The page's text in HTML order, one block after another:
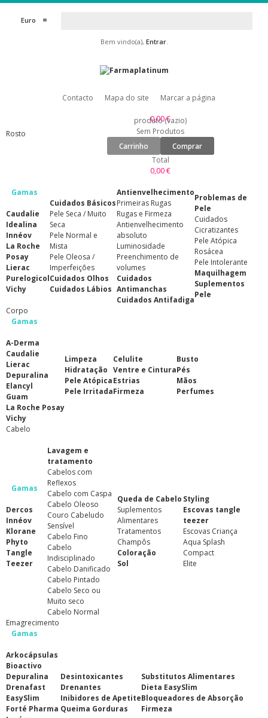
Euro
Bem vindo(a), Entrar.
Contacto Mapa do site Marcar a página
0,00 €
produto (vazio)
Sem Produtos
Carrinho
Comprar
Total
0,00 €
Rosto
Gamas
Caudalie
Idealina
Innéov
La Roche
Posay
Lierac
Purelogicol
Vichy
Cuidados Básicos
Pele Seca / Muito
Seca
Pele Normal e
Mista
Pele Oleosa /
Imperfeições
Cuidados Olhos
Cuidados Lábios
Antienvelhecimento
Primeiras Rugas
Rugas e Firmeza
Antienvelhecimento
absoluto
Luminosidade
Preenchimento de
volumes
Cuidados
Antimanchas
Cuidados Antifadiga
Problemas de
Pele
Cuidados
Cicratizantes
Pele Atópica
Rosácea
Pele Intolerante
Maquilhagem
Suplementos
Pele
Corpo
Gamas
A-Derma
Caudalie
Lierac
Depuralina
Elancyl
Guam
La Roche Posay
Vichy
Limpeza
Hidratação
Pele Atópica
Pele Irritada
Celulite
Ventre e Cintura
Estrias
Firmeza
Busto
Pés
Mãos
Perfumes
Cabelo
Gamas
Dercos
Innéov
Klorane
Phyto
Tangle
Teezer
Lavagem e
tratamento
Cabelos com
Reflexos
Cabelo com Caspa
Cabelo Oleoso
Couro Cabeludo
Sensível
Cabelo Fino
Cabelo
Indisciplinado
Cabelo Danificado
Cabelo Pintado
Cabelo Seco ou
Muito seco
Cabelo Normal
Queda de Cabelo
Suplementos
Alimentares
Tratamentos
Champôs
Coloração
Sol
Styling
Escovas tangle
teezer
Escovas Criança
Aqua Splash
Compact
Elite
Emagrecimento
Gamas
Arkocápsulas
Bioactivo
Depuralina
Drenafast
EasySlim
Forté Pharma
Desintoxicantes
Drenantes
Inibidores de Apetite
Queima Gorduras
Substitutos Alimentares
Dieta EasySlim
Bloqueadores de Absorção
Firmeza